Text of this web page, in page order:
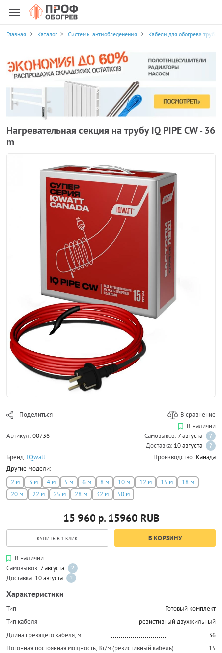
Главная Каталог Системы антиобледенения Кабели для обогрева
Нагревательная секция на трубу IQ PIPE CW - 36
m
Поделиться В сравнение
Артикул:00736
В наличии
Самовывоз:7 августа
?
Доставка: 10 августа
?
Бренд: IQwatt Производство: Канада
Другие модели:
2 м
3 м 4 м 5 м 6 м 8 м 10 м 12 м 15 м
18 м
20 м
22 м 25 м 28 м 32 м 50 м
15 960 р. 15960 RUB
КУПИТЬ В 1 КЛИК В КОРЗИНУ
В наличии
Самовывоз:7 августа
?
Доставка: 10 августа ?
Характеристики
Тип
Готовый комплект
Тип кабеля
резистивный двухжильный
Длина греющего кабеля, м
36
Погонная постоянная мощность, Вт/м (резистивный кабель)
15